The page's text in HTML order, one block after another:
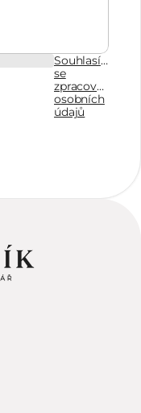
Souhlasím
se
zpracováním
osobních
údajů